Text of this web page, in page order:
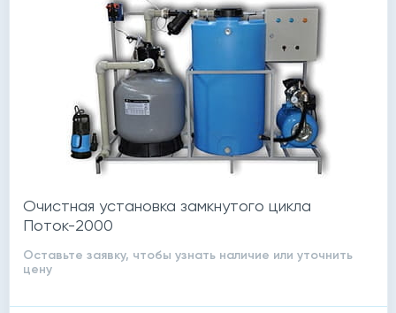
Очистная установка замкнутого цикла
Поток-2000
Оставьте заявку, чтобы узнать наличие или уточнить
цену